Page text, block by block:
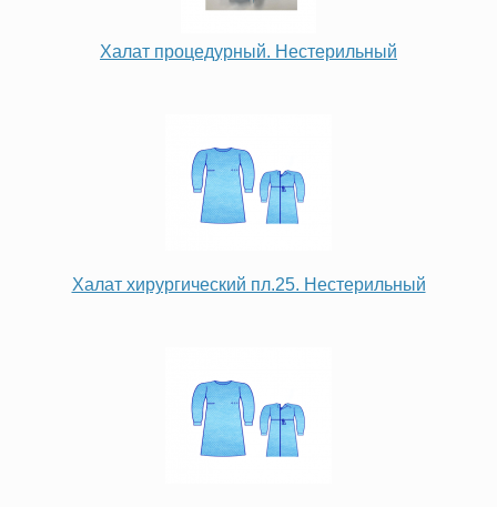
Халат процедурный. Нестерильный
Халат хирургический пл.25. Нестерильный